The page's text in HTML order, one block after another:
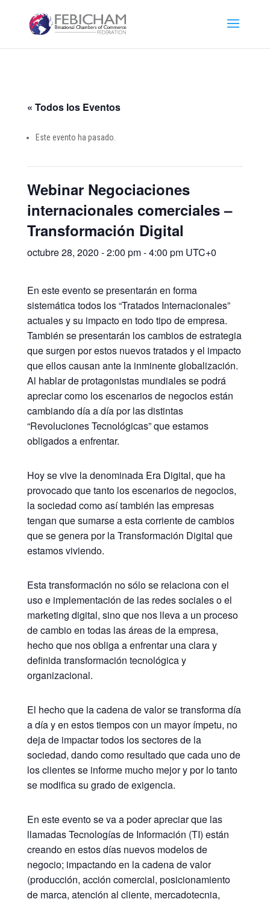
« Todos los Eventos
Este evento ha pasado.
Webinar Negociaciones
internacionales comerciales –
Transformación Digital
octubre 28, 2020 - 2:00 pm-4:00 pm UTC+0
En este evento se presentarán en forma
sistemática todos los “Tratados Internacionales”
actuales y su impacto en todo tipo de empresa.
También se presentarán los cambios de estrategia
que surgen por estos nuevos tratados y el impacto
que ellos causan ante la inminente globalización.
Al hablar de protagonistas mundiales se podrá
apreciar como los escenarios de negocios están
cambiando día a día por las distintas
“Revoluciones Tecnológicas” que estamos
obligados a enfrentar.
Hoy se vive la denominada Era Digital, que ha
provocado que tanto los escenarios de negocios,
la sociedad como así también las empresas
tengan que sumarse a esta corriente de cambios
que se genera por la Transformación Digital que
estamos viviendo.
Esta transformación no sólo se relaciona con el
uso e implementación de las redes sociales o el
marketing digital, sino que nos lleva a un proceso
de cambio en todas las áreas de la empresa,
hecho que nos obliga a enfrentar una clara y
definida transformación tecnológica y
organizacional.
El hecho que la cadena de valor se transforma día
a día y en estos tiempos con un mayor ímpetu, no
deja de impactar todos los sectores de la
sociedad, dando como resultado que cada uno de
los clientes se informe mucho mejor y por lo tanto
se modifica su grado de exigencia.
En este evento se va a poder apreciar que las
llamadas Tecnologías de Información (TI) están
creando en estos días nuevos modelos de
negocio; impactando en la cadena de valor
(producción, acción comercial, posicionamiento
de marca, atención al cliente, mercadotecnia,